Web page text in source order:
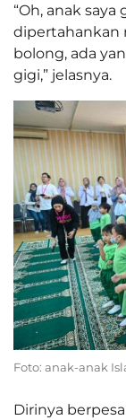
“Oh, anak
dipertahankan
bolong, ada
gigi,” jelasnya.
Foto: anak-anak
Dirinya